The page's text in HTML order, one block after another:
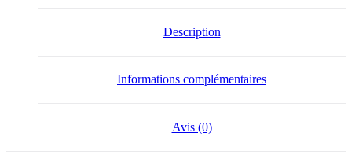
Description
Informations complémentaires
Avis (0)